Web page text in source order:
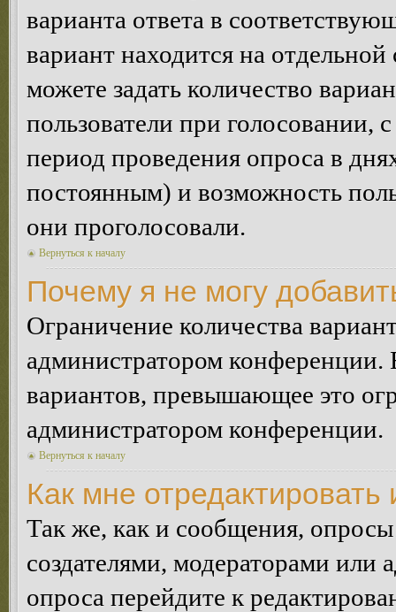
варианта ответа в
вариант находится на
можете задать количество
пользователи при
период проведения опроса в
постоянным) и возможность
они проголосовали.
Вернуться к началу
Почему я не могу
Ограничение количества
администратором конференции.
вариантов, превышающее это
администратором конференции.
Вернуться к началу
Как мне
Так же, как и сообщения, опросы
создателями, модераторами или
опроса перейдите к